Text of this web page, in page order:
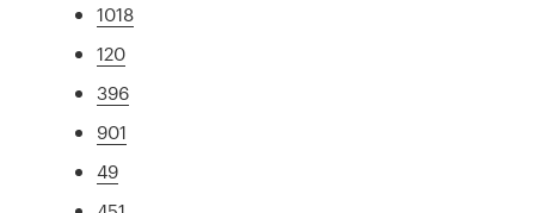
1018
120
396
901
49